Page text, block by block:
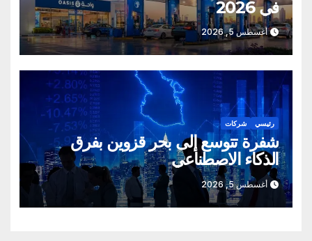
في 2026
أغسطس 5, 2026
رئيسي شركات
شفرة تتوسع إلى بحر قزوين بفرق
الذكاء الاصطناعي
أغسطس 5, 2026